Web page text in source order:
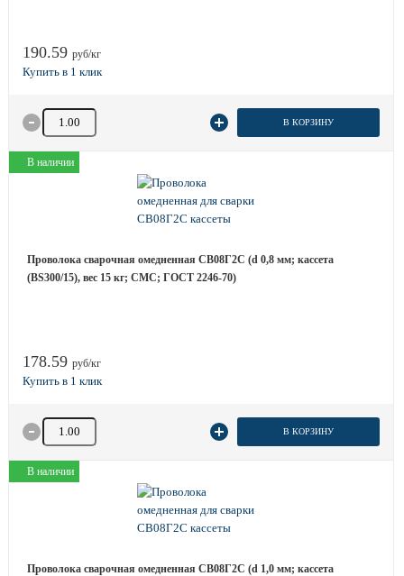
190.59 руб/кг
Количество товара В КОРЗИНУ
В наличии
Проволока сварочная омедненная СВ08Г2С (d 0,8 мм; кассета
(BS300/15), вес 15 кг; СМС; ГОСТ 2246-70)
178.59 руб/кг
Количество товара В КОРЗИНУ
В наличии
Проволока сварочная омедненная СВ08Г2С (d 1,0 мм; кассета